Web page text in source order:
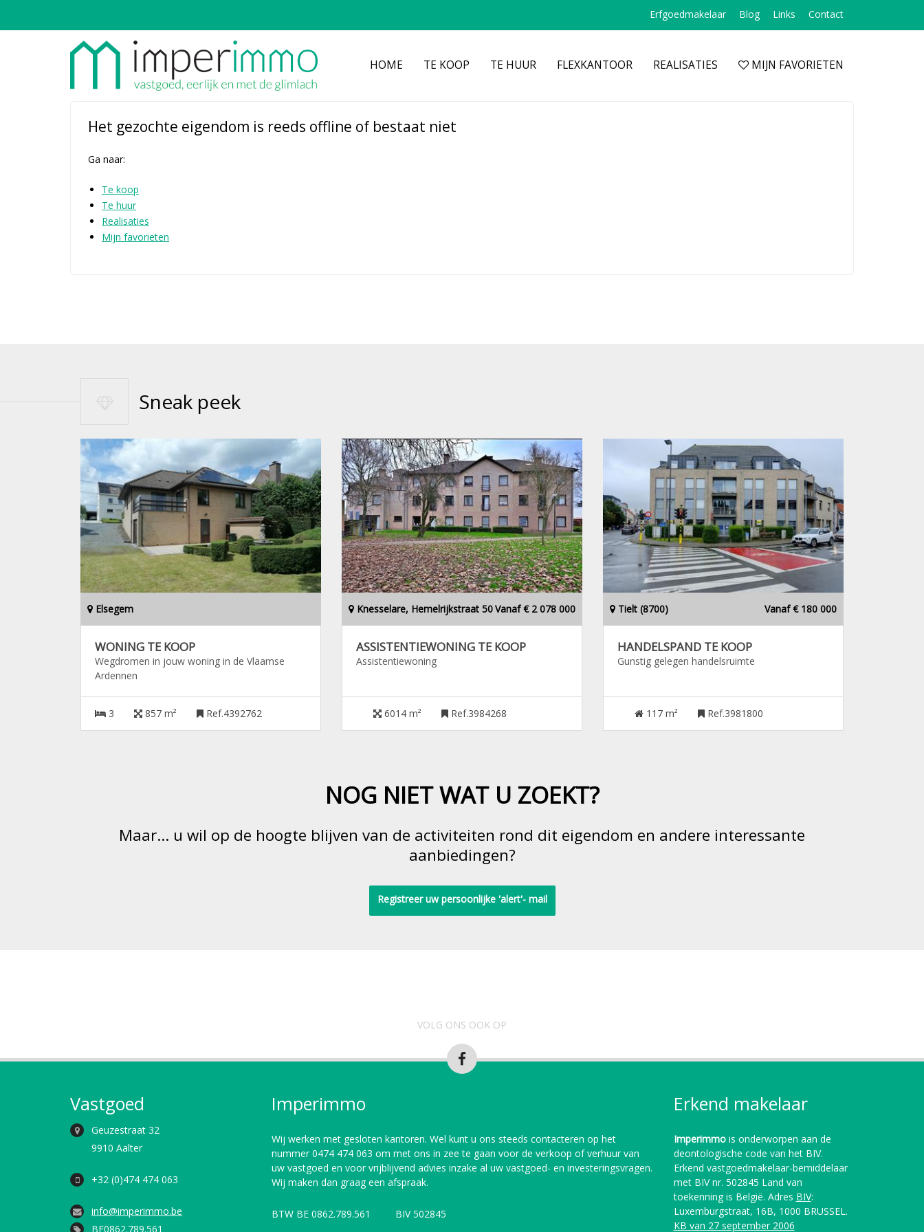
Erfgoedmakelaar Blog Links Contact
HOME TE KOOP TE HUUR FLEXKANTOOR REALISATIES MIJN FAVORIETEN
Het gezochte eigendom is reeds offline of bestaat niet
Ga naar:
Te koop
Te huur
Realisaties
Mijn favorieten
Sneak peek
Elsegem
WONING TE KOOP
Wegdromen in jouw woning in de Vlaamse
Ardennen
3 857 m² Ref.4392762
Knesselare, Hemelrijkstraat 50Vanaf € 2 078 000
ASSISTENTIEWONING TE KOOP
Assistentiewoning
6014 m² Ref.3984268
Tielt (8700) Vanaf € 180 000
HANDELSPAND TE KOOP
Gunstig gelegen handelsruimte
117 m² Ref.3981800
NOG NIET WAT U ZOEKT?
Maar... u wil op de hoogte blijven van de activiteiten rond dit eigendom en andere interessante
aanbiedingen?
Registreer uw persoonlijke 'alert'- mail
VOLG ONS OOK OP
Vastgoed
Geuzestraat 32
9910 Aalter
+32 (0)474 474 063
info@imperimmo.be
BE0862.789.561
Imperimmo
Wij werken met gesloten kantoren. Wel kunt u ons steeds contacteren op het
nummer 0474 474 063 om met ons in zee te gaan voor de verkoop of verhuur van
uw vastgoed en voor vrijblijvend advies inzake al uw vastgoed- en investeringsvragen.
Wij maken dan graag een afspraak.
BTW BE 0862.789.561 BIV 502845
Erkend makelaar
Imperimmois onderworpen aan de
deontologische code van het BIV.
Erkend vastgoedmakelaar-bemiddelaar
met BIV nr. 502845 Land van
toekenning is België. Adres BIV:
Luxemburgstraat, 16B, 1000 BRUSSEL.
KB van 27 september 2006